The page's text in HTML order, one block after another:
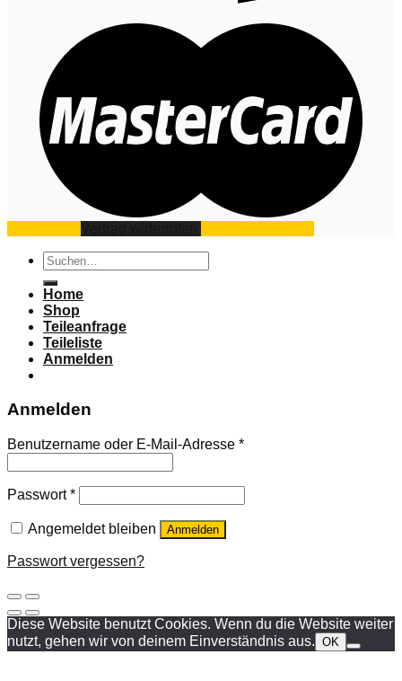
Suchen
nach:
Home
Shop
Teileanfrage
Teileliste
Anmelden
Anmelden
Benutzername oder E-Mail-Adresse *
Passwort*
Angemeldet bleiben Anmelden
Passwort vergessen?
Diese Website benutzt Cookies. Wenn du die Website weiter
nutzt, gehen wir von deinem Einverständnis aus. OK